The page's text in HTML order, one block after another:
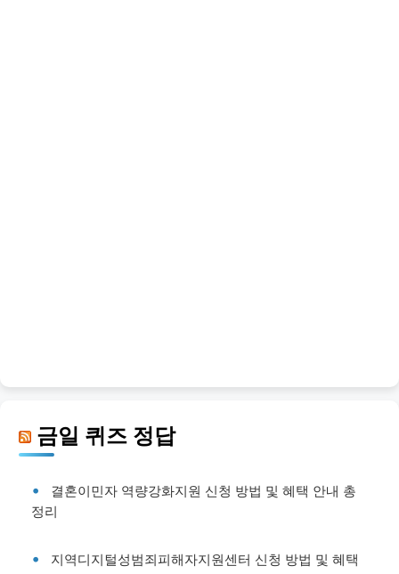
금일 퀴즈 정답
결혼이민자 역량강화지원 신청 방법 및 혜택 안내 총
정리
지역디지털성범죄피해자지원센터 신청 방법 및 혜택